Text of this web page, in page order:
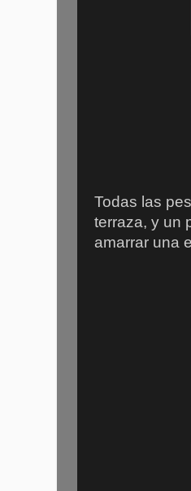
Todas las
terraza, y un
amarrar una